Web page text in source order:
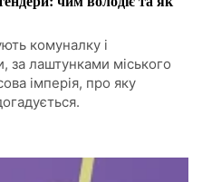
комуналку і
за лаштунками міського
імперія, про яку